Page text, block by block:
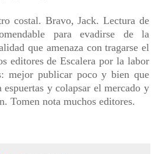
costal. Bravo, Jack. Lectura de
para evadirse de la
que amenaza con tragarse el
editores de Escalera por la labor
mejor publicar poco y bien que
espuertas y colapsar el mercado y
Tomen nota muchos editores.